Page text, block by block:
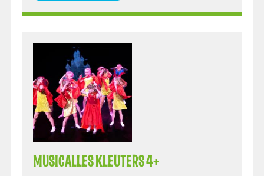
MUSICALLES KLEUTERS 4+